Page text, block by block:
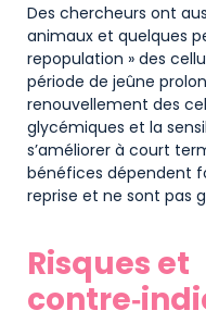
Des chercheurs ont
animaux et quelques
repopulation » des
période de jeûne
renouvellement des
glycémiques et la
s’améliorer à court
bénéfices dépendent
reprise et ne sont pas
Risques et